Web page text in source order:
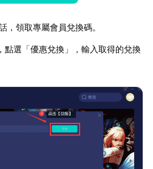
，領取專屬會員兌換碼。
點選「優惠兌換」，輸入取得的兌換